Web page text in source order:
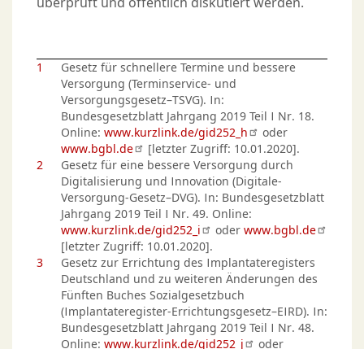
1
Gesetz für schnellere Termine und bessere
Versorgung (Terminservice- und
Versorgungsgesetz–TSVG). In:
Bundesgesetzblatt Jahrgang 2019 Teil I Nr. 18.
Online: www.kurzlink.de/gid252_h
oder
www.bgbl.de
[letzter Zugriff: 10.01.2020].
2
Gesetz für eine bessere Versorgung durch
Digitalisierung und Innovation (Digitale-
Versorgung-Gesetz–DVG). In: Bundesgesetzblatt
Jahrgang 2019 Teil I Nr. 49. Online:
www.kurzlink.de/gid252_i
oder www.bgbl.de
[letzter Zugriff: 10.01.2020].
3
Gesetz zur Errichtung des Implantateregisters
Deutschland und zu weiteren Änderungen des
Fünften Buches Sozialgesetzbuch
(Implantateregister-Errichtungsgesetz–EIRD). In:
Bundesgesetzblatt Jahrgang 2019 Teil I Nr. 48.
Online: www.kurzlink.de/gid252_j
oder